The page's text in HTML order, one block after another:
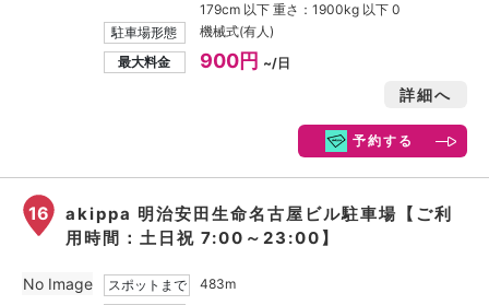
179cm 以下 重さ：1900kg 以下 0
駐車場形態
機械式(有人)
最大料金
900円 ~/日
詳細へ
予約する
16
akippa 明治安田生命名古屋ビル駐車場【ご利
用時間：土日祝 7:00～23:00】
スポットまで
483m
No Image